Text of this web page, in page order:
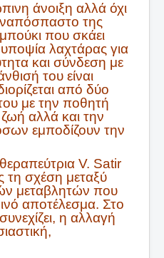
άνοιξη αλλά όχι
της
που σκάει
υποψία λαχτάρας για
και σύνδεση με
του είναι
από δύο
με την ποθητή
αλλά και την
εμποδίζουν την
V. Satir
τη σχέση μεταξύ
μεταβλητών που
αποτέλεσμα. Στο
η αλλαγή